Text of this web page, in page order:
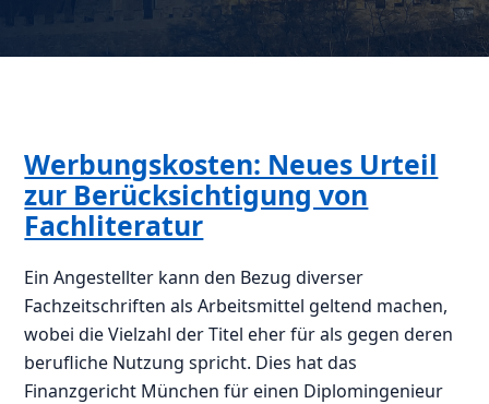
Werbungskosten: Neues Urteil
zur Berücksichtigung von
Fachliteratur
Ein Angestellter kann den Bezug diverser
Fachzeitschriften als Arbeitsmittel geltend machen,
wobei die Vielzahl der Titel eher für als gegen deren
berufliche Nutzung spricht. Dies hat das
Finanzgericht München für einen Diplomingenieur